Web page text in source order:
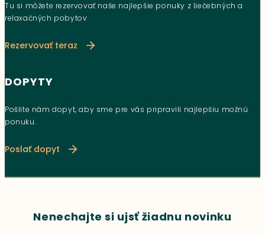
Tu si môžete rezervovať naše najlepšie ponuky z liečebných a
relaxačných pobytov
Rezervovať teraz
DOPYTY
Pošlite nám dopyt, aby sme pre vás pripravili najlepšiu možnú
ponuku.
Poslať dopyt
Nenechajte si ujsť žiadnu novinku